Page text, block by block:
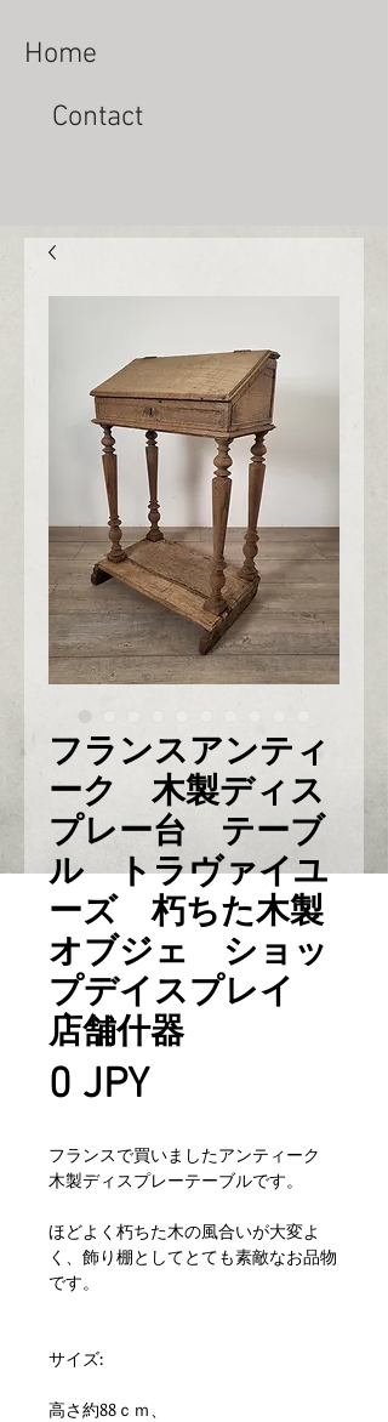
Home
Contact
フランスアンティ
ーク 木製ディス
プレー台 テーブ
ル トラヴァイユ
ーズ 朽ちた木製
オブジェ ショッ
プデイスプレイ
店舗什器
0 JPYPrix
フランスで買いましたアンティーク
木製ディスプレーテーブルです。
ほどよく朽ちた木の風合いが大変よ
く、飾り棚としてとても素敵なお品物
です。
サイズ:
高さ約88ｃｍ、